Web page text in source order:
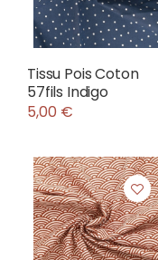
Tissu Pois Coton
57fils Indigo
5,00 €